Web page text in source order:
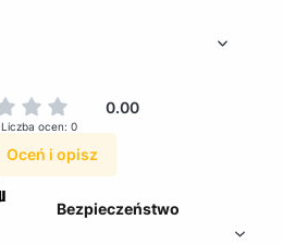
0.00
Liczba ocen: 0
Oceń i opisz
Bezpieczeństwo